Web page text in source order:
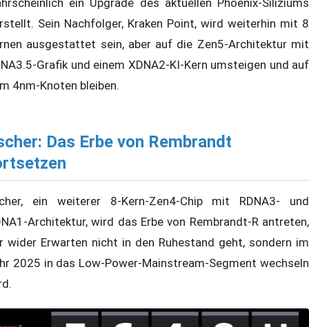
ein Upgrade des aktuellen Phoenix-Siliziums
Sein Nachfolger, Kraken Point, wird weiterhin mit 8
ausgestattet sein, aber auf die Zen5-Architektur mit
Grafik und einem XDNA2-KI-Kern umsteigen und auf
4nm-Knoten bleiben.
Das Erbe von Rembrandt
ein weiterer 8-Kern-Zen4-Chip mit RDNA3- und
Architektur, wird das Erbe von Rembrandt-R antreten,
wider Erwarten nicht in den Ruhestand geht, sondern im
2025 in das Low-Power-Mainstream-Segment wechseln